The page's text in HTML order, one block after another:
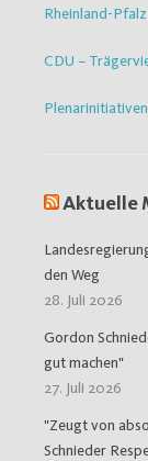
Rheinland-Pfalz
CDU –
Aktuelle
den Weg
28. Juli 2026
Gordon
gut machen"
27. Juli 2026
"Zeugt von
Schnieder